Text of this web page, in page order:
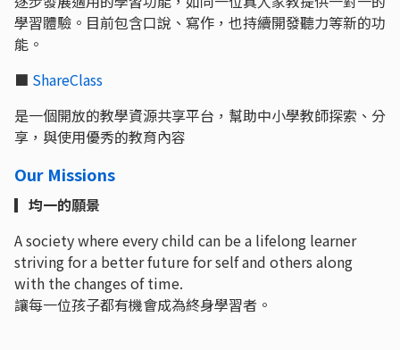
學習體驗。目前包含口說、寫作，也持續開發聽力等新的功
能。
■ ShareClass
是一個開放的教學資源共享平台，幫助中小學教師探索、分
享，與使用優秀的教育內容
Our Missions
▎均一的願景
A society where every child can be a lifelong learner
striving for a better future for self and others along
with the changes of time.
讓每一位孩子都有機會成為終身學習者。